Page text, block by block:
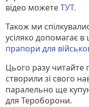
відео можетеТУТ.
Також ми
усіляко допомагає
прапори для
Цього разу читайте
створили зі свого
паралельно ще
для Тероборони.